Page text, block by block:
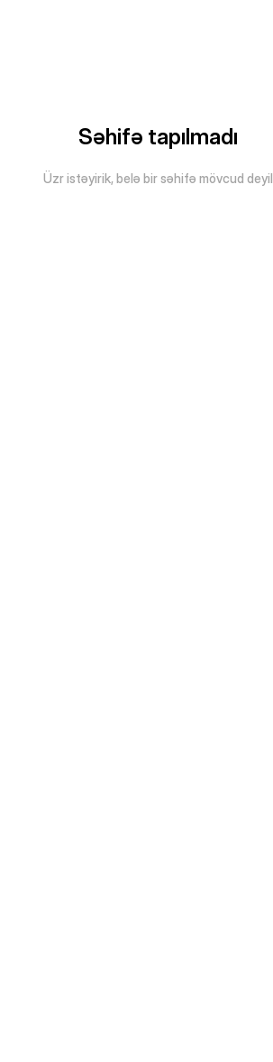
Səhifə tapılmadı
Üzr istəyirik, belə bir səhifə mövcud deyil